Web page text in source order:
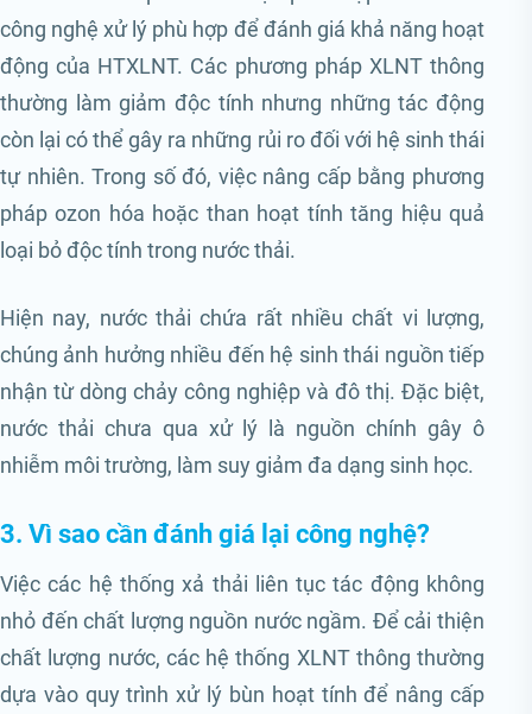
công nghệ xử lý phù hợp để đánh giá khả năng hoạt
động của HTXLNT. Các phương pháp XLNT thông
thường làm giảm độc tính nhưng những tác động
còn lại có thể gây ra những rủi ro đối với hệ sinh thái
tự nhiên. Trong số đó, việc nâng cấp bằng phương
pháp ozon hóa hoặc than hoạt tính tăng hiệu quả
loại bỏ độc tính trong nước thải.
Hiện nay, nước thải chứa rất nhiều chất vi lượng,
chúng ảnh hưởng nhiều đến hệ sinh thái nguồn tiếp
nhận từ dòng chảy công nghiệp và đô thị. Đặc biệt,
nước thải chưa qua xử lý là nguồn chính gây ô
nhiễm môi trường, làm suy giảm đa dạng sinh học.
3. Vì sao cần đánh giá lại công nghệ?
Việc các hệ thống xả thải liên tục tác động không
nhỏ đến chất lượng nguồn nước ngầm. Để cải thiện
chất lượng nước, các hệ thống XLNT thông thường
dựa vào quy trình xử lý bùn hoạt tính để nâng cấp